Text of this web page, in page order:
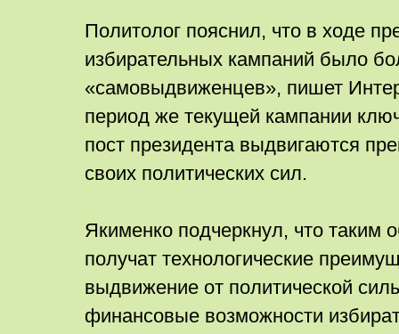
Политолог пояснил, что в ходе
избирательных кампаний было
«самовыдвиженцев», пишет
период же текущей кампании
пост президента выдвигаются
своих политических сил.
Якименко подчеркнул, что таким
получат технологические
выдвижение от политической
финансовые возможности